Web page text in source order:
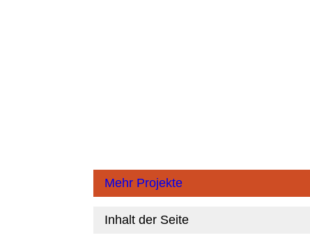
Mehr Projekte
Inhalt der Seite